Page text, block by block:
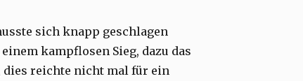
sich knapp geschlagen
kampflosen Sieg, dazu das
dies reichte nicht mal für ein